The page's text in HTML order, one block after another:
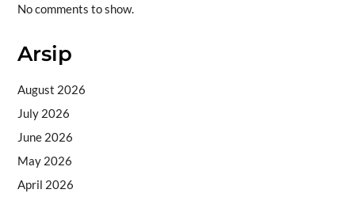
No comments to show.
Arsip
August 2026
July 2026
June 2026
May 2026
April 2026